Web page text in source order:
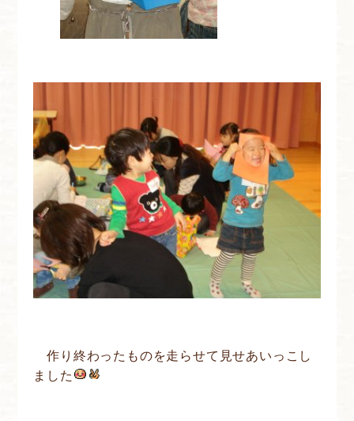
作り終わったものを走らせて見せあいっこし
ました